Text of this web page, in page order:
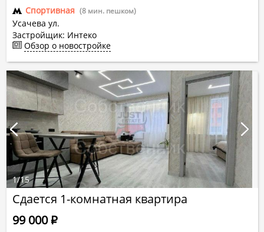
Спортивная (8 мин. пешком)
Усачева ул.
Застройщик: Интеко
Обзор о новостройке
Сдается 1-комнатная квартира
99 000Р
1/15